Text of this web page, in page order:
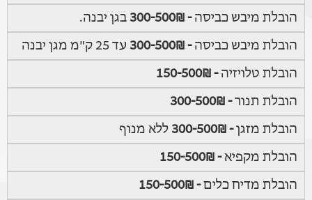
הובלת מיבש כביסה - 300-500₪
בגן יבנה.
הובלת מיבש כביסה - 300-500₪
עד 25 ק"מ מגן יבנה
הובלת טלויזיה - 150-500₪
הובלת תנור- 300-500₪
הובלת מזגן- 300-500₪
ללא מנוף
הובלת מקפיא- 150-500₪
הובלת מדיח כלים- 150-500₪